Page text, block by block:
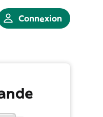
Connexion